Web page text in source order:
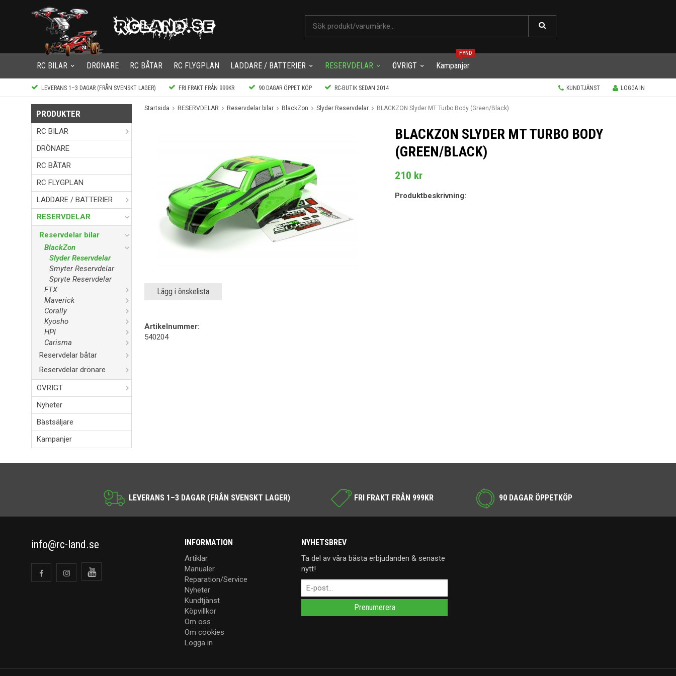
RC BILAR DRÖNARE RC BÅTAR RC FLYGPLAN LADDARE / BATTERIER RESERVDELAR ÖVRIGT
FYND
Kampanjer
LEVERANS 1–3 DAGAR (FRÅN SVENSKT LAGER) FRI FRAKT FRÅN 999KR 90 DAGAR ÖPPET KÖP RC-BUTIK SEDAN 2014 KUNDTJÄNST LOGGA IN
PRODUKTER
RC BILAR
DRÖNARE
RC BÅTAR
RC FLYGPLAN
LADDARE / BATTERIER
RESERVDELAR
Reservdelar bilar
BlackZon
Slyder Reservdelar
Smyter Reservdelar
Spryte Reservdelar
FTX
Maverick
Corally
Kyosho
HPI
Carisma
Reservdelar båtar
Reservdelar drönare
ÖVRIGT
Nyheter
Bästsäljare
Kampanjer
Startsida RESERVDELAR Reservdelar bilar BlackZon Slyder Reservdelar BLACKZON Slyder MT Turbo Body (Green/Black)
BLACKZON SLYDER MT TURBO BODY
(GREEN/BLACK)
210 kr
Produktbeskrivning:
Lägg i önskelista
Artikelnummer:
540204
LEVERANS 1–3 DAGAR (FRÅN SVENSKT LAGER) FRI FRAKT FRÅN 999KR 90 DAGAR ÖPPETKÖP
info@rc-land.se INFORMATION
Artiklar
Manualer
Reparation/Service
Nyheter
Kundtjänst
Köpvillkor
Om oss
Om cookies
Logga in
NYHETSBREV
Ta del av våra bästa erbjudanden & senaste
nytt!
Prenumerera